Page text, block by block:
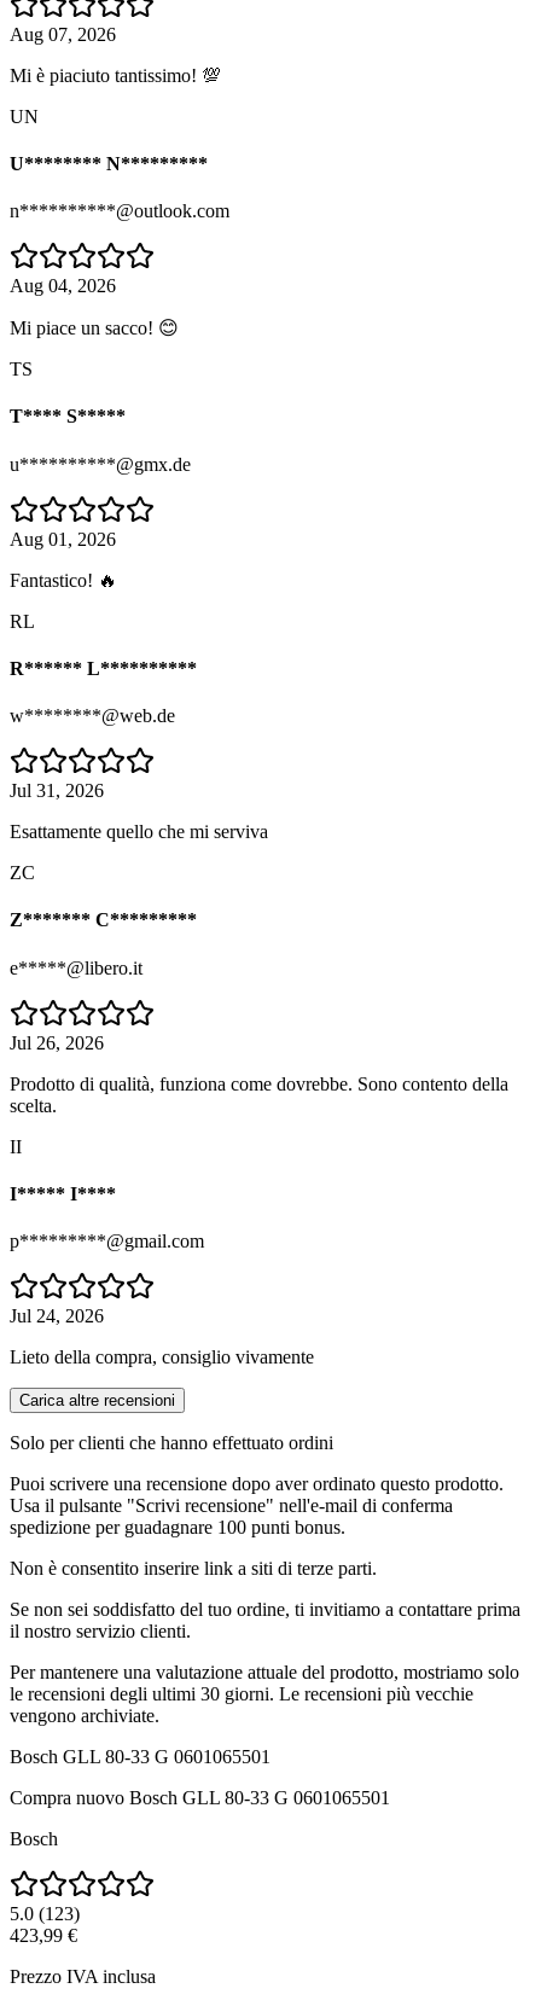
Aug 07, 2026
Mi è piaciuto tantissimo! 💯
UN
U******** N*********
n**********@outlook.com
Aug 04, 2026
Mi piace un sacco! 😊
TS
T**** S*****
u**********@gmx.de
Aug 01, 2026
Fantastico! 🔥
RL
R****** L**********
w********@web.de
Jul 31, 2026
Esattamente quello che mi serviva
ZC
Z******* C*********
e*****@libero.it
Jul 26, 2026
Prodotto di qualità, funziona come dovrebbe. Sono contento della
scelta.
II
I***** I****
p*********@gmail.com
Jul 24, 2026
Lieto della compra, consiglio vivamente
Carica altre recensioni
Solo per clienti che hanno effettuato ordini
Puoi scrivere una recensione dopo aver ordinato questo prodotto.
Usa il pulsante "Scrivi recensione" nell'e-mail di conferma
spedizione per guadagnare 100 punti bonus.
Non è consentito inserire link a siti di terze parti.
Se non sei soddisfatto del tuo ordine, ti invitiamo a contattare prima
il nostro servizio clienti.
Per mantenere una valutazione attuale del prodotto, mostriamo solo
le recensioni degli ultimi 30 giorni. Le recensioni più vecchie
vengono archiviate.
Bosch GLL 80-33 G 0601065501
Compra nuovo Bosch GLL 80-33 G 0601065501
Bosch
5.0 (123)
423,99 €
Prezzo IVA inclusa